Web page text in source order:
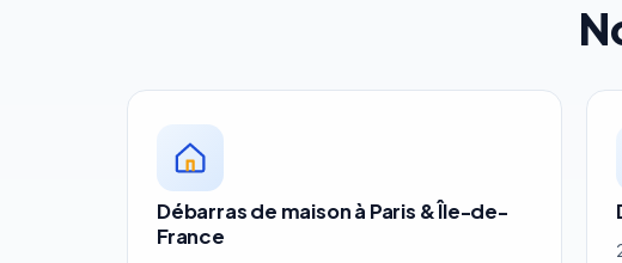
Débarras de maison à Paris & Île-de-
France